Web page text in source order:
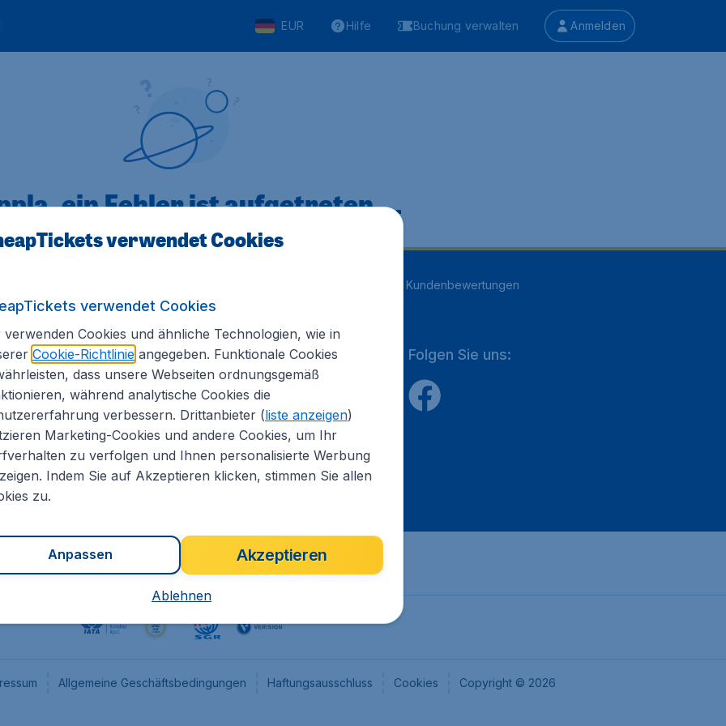
EUR Hilfe Buchung verwalten Anmelden
ein Fehler ist aufgetreten ...
Kundenbewertungen
Informationen
Internationale Webseiten
CheapTickets.nl
CheapTickets.be
CheapTickets.ch
CheapTickets.sg
Flugladen.at
Folgen Sie uns:
Allgemeine Geschäftsbedingungen Haftungsausschluss Cookies Copyright © 2026
verwendet Cookies
verwendet Cookies
verwenden Cookies und ähnliche Technologien, wie in
Cookie-Richtlinieangegeben. Funktionale Cookies
dass unsere Webseiten ordnungsgemäß
während analytische Cookies die
verbessern. Drittanbieter (liste anzeigen)
Marketing-Cookies und andere Cookies, um Ihr
zu verfolgen und Ihnen personalisierte Werbung
Indem Sie auf Akzeptieren klicken, stimmen Sie allen
zu.
Akzeptieren
Anpassen
Ablehnen